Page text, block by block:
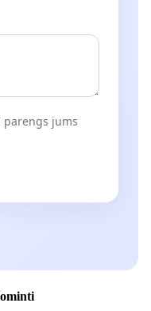
parengs jums